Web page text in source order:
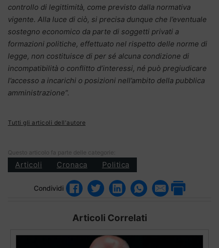
controllo di legittimità, come previsto dalla normativa
vigente. Alla luce di ciò, si precisa dunque che l’eventuale
sostegno economico da parte di soggetti privati a
formazioni politiche, effettuato nel rispetto delle norme di
legge, non costituisce di per sé alcuna condizione di
incompatibilità o conflitto d’interessi, né può pregiudicare
l’accesso a incarichi o posizioni nell’ambito della pubblica
amministrazione”.
Tutti gli articoli dell'autore
Questo articolo fa parte delle categorie:
Articoli Cronaca Politica
Condividi
Articoli Correlati